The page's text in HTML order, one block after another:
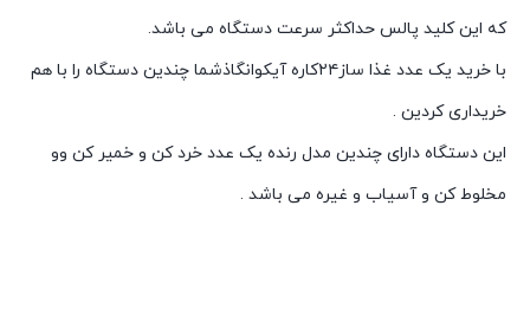
که این کلید پالس حداکثر سرعت دستگاه می باشد.
با خرید یک عدد غذا ساز۲۴کاره آیکوانگاذشما چندین دستگاه را با هم
خریداری کردین .
این دستگاه دارای چندین مدل رنده یک عدد خرد کن و خمیر کن وو
مخلوط کن و آسیاب و غیره می باشد .